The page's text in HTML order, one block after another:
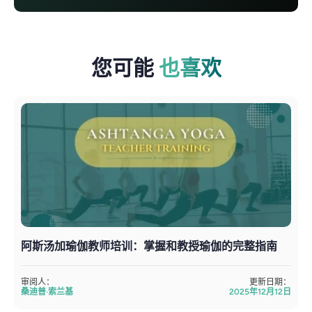
您可能 也喜欢
阿斯汤加瑜伽教师培训：掌握和教授瑜伽的完整指南
审阅人：
桑迪普·索兰基
更新日期：
2025年12月12日